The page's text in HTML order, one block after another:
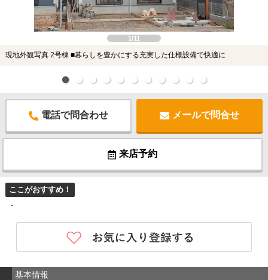
1/11
現地外観写真 2号棟 ■暮らしを豊かにする充実した仕様設備で快適に
電話で問合わせ メールで問合せ
来店予約
ここがおすすめ！
-
基本情報